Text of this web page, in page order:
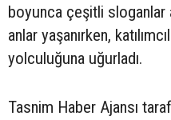
boyunca çeşitli sloganlar
anlar yaşanırken,
yolculuğuna uğurladı.
Tasnim Haber Ajansı